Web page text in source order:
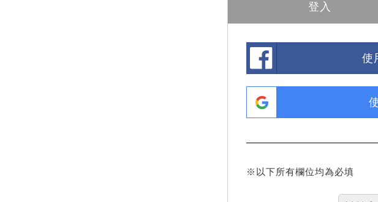
登入
使
※以下所有欄位均為必填